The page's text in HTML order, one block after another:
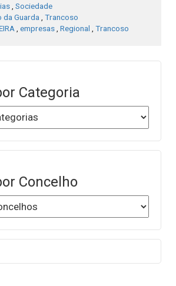
Sociedade
Guarda
Trancoso
empresas Regional Trancoso
Categoria
Concelho